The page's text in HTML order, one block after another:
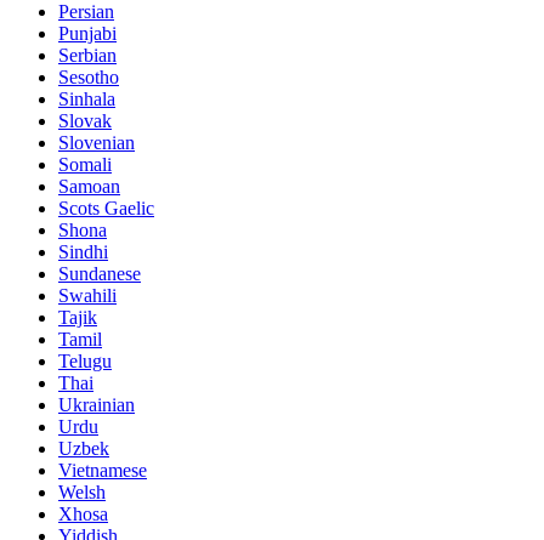
Persian
Punjabi
Serbian
Sesotho
Sinhala
Slovak
Slovenian
Somali
Samoan
Scots Gaelic
Shona
Sindhi
Sundanese
Swahili
Tajik
Tamil
Telugu
Thai
Ukrainian
Urdu
Uzbek
Vietnamese
Welsh
Xhosa
Yiddish